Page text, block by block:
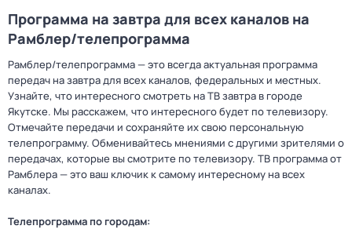
Программа на завтра для всех каналов на
Рамблер/телепрограмма
Рамблер/телепрограмма — это всегда актуальная программа
передач на завтра для всех каналов, федеральных и местных.
Узнайте, что интересного смотреть на ТВ завтра в городе
Якутске. Мы расскажем, что интересного будет по телевизору.
Отмечайте передачи и сохраняйте их свою персональную
телепрограмму. Обменивайтесь мнениями с другими зрителями о
передачах, которые вы смотрите по телевизору. ТВ программа от
Рамблера — это ваш ключик к самому интересному на всех
каналах.
Телепрограмма по городам: